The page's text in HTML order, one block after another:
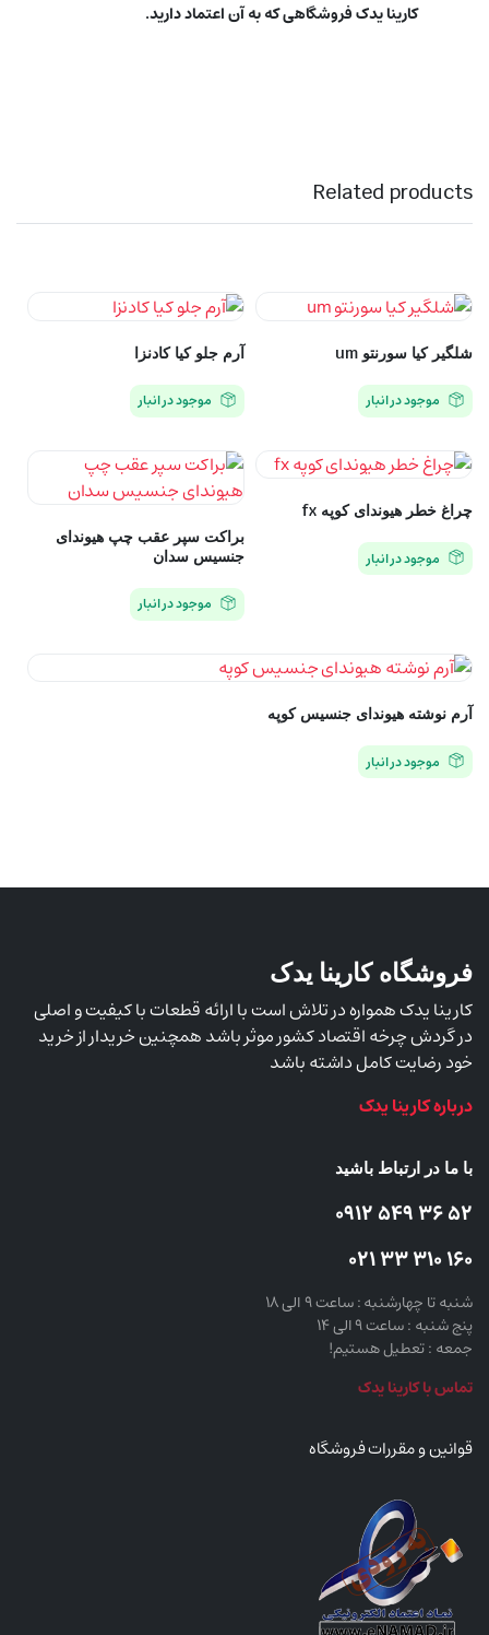
کارینا یدک فروشگاهی که به آن اعتماد دارید.
Related products
شلگیر کیا سورنتو um
موجود در انبار
آرم جلو کیا کادنزا
موجود در انبار
چراغ خطر هیوندای کوپه fx
موجود در انبار
براکت سپر عقب چپ هیوندای
جنسیس سدان
موجود در انبار
آرم نوشته هیوندای جنسیس کوپه
موجود در انبار
فروشگاه کارینا یدک
کارینا یدک همواره در تلاش است با ارائه قطعات با کیفیت و اصلی
در گردش چرخه اقتصاد کشور موثر باشد همچنین خریدار از خرید
خود رضایت کامل داشته باشد
درباره کارینا یدک
با ما در ارتباط باشید
52 36 549 0912
160 310 33 021
شنبه تا چهارشنبه : ساعت 9 الی 18
پنج شنبه : ساعت 9 الی 14
جمعه : تعطیل هستیم!
تماس با کارینا یدک
قوانین و مقررات فروشگاه